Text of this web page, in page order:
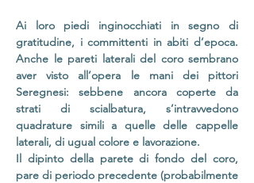
Ai loro piedi inginocchiati in segno di
gratitudine, i committenti in abiti d’epoca.
Anche le pareti laterali del coro sembrano
aver visto all’opera le mani dei pittori
Seregnesi: sebbene ancora coperte da
strati di scialbatura, s’intravvedono
quadrature simili a quelle delle cappelle
laterali, di ugual colore e lavorazione.
Il dipinto della parete di fondo del coro,
pare di periodo precedente (probabilmente